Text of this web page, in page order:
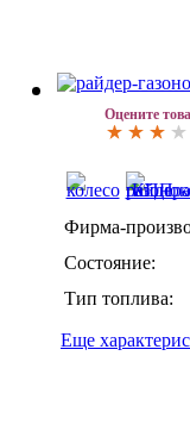
Оцените
Фирма-
Состояние:
Тип топлива:
Еще